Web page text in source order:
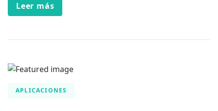
Leer más
APLICACIONES